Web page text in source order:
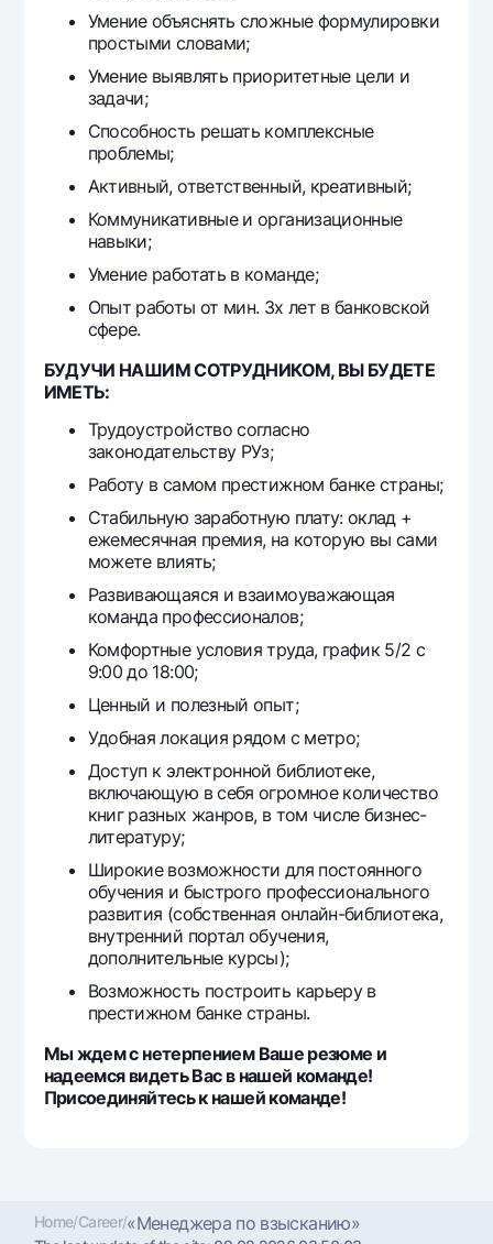
Умение объяснять сложные формулировки
простыми словами;
Умение выявлять приоритетные цели и
задачи;
Способность решать комплексные
проблемы;
Активный, ответственный, креативный;
Коммуникативные и организационные
навыки;
Умение работать в команде;
Опыт работы от мин. 3х лет в банковской
сфере.
БУДУЧИ НАШИМ СОТРУДНИКОМ, ВЫ БУДЕТЕ
ИМЕТЬ:
Трудоустройство согласно
законодательству РУз;
Работу в самом престижном банке страны;
Стабильную заработную плату: оклад +
ежемесячная премия, на которую вы сами
можете влиять;
Развивающаяся и взаимоуважающая
команда профессионалов;
Комфортные условия труда, график 5/2 с
9:00 до 18:00;
Ценный и полезный опыт;
Удобная локация рядом с метро;
Доступ к электронной библиотеке,
включающую в себя огромное количество
книг разных жанров, в том числе бизнес-
литературу;
Широкие возможности для постоянного
обучения и быстрого профессионального
развития (собственная онлайн-библиотека,
внутренний портал обучения,
дополнительные курсы);
Возможность построить карьеру в
престижном банке страны.
Мы ждем с нетерпением Ваше резюме и
надеемся видеть Вас в нашей команде!
Присоединяйтесь к нашей команде!
Home/Career/«Менеджера по взысканию»